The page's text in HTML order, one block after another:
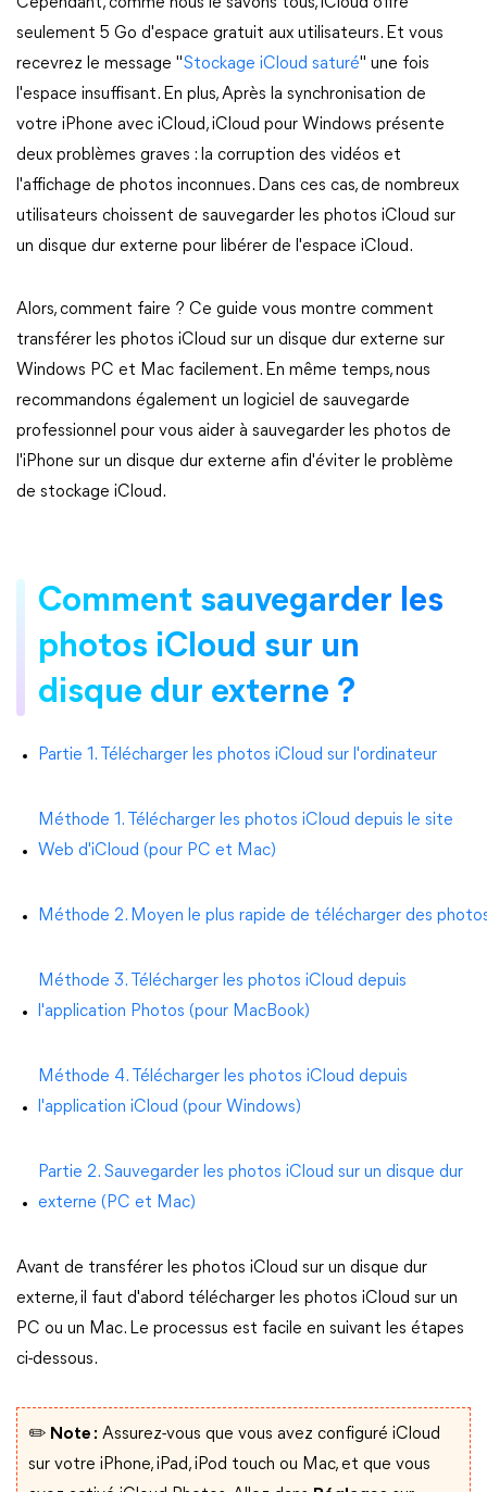
seulement 5 Go d'espace gratuit aux utilisateurs. Et vous
recevrez le message "Stockage iCloud saturé" une fois
l'espace insuffisant. En plus, Après la synchronisation de
votre iPhone avec iCloud, iCloud pour Windows présente
deux problèmes graves : la corruption des vidéos et
l'affichage de photos inconnues. Dans ces cas, de nombreux
utilisateurs choissent de sauvegarder les photos iCloud sur
un disque dur externe pour libérer de l'espace iCloud.
Alors, comment faire ? Ce guide vous montre comment
transférer les photos iCloud sur un disque dur externe sur
Windows PC et Mac facilement. En même temps, nous
recommandons également un logiciel de sauvegarde
professionnel pour vous aider à sauvegarder les photos de
l'iPhone sur un disque dur externe afin d'éviter le problème
de stockage iCloud.
Comment sauvegarder les
photos iCloud sur un
disque dur externe ?
Partie 1. Télécharger les photos iCloud sur l'ordinateur
Méthode 1. Télécharger les photos iCloud depuis le site
Web d'iCloud (pour PC et Mac)
Méthode 2. Moyen le plus rapide de télécharger des
Méthode 3. Télécharger les photos iCloud depuis
l'application Photos (pour MacBook)
Méthode 4. Télécharger les photos iCloud depuis
l'application iCloud (pour Windows)
Partie 2. Sauvegarder les photos iCloud sur un disque dur
externe (PC et Mac)
Avant de transférer les photos iCloud sur un disque dur
externe, il faut d'abord télécharger les photos iCloud sur un
PC ou un Mac. Le processus est facile en suivant les étapes
ci-dessous.
✏️ Note : Assurez-vous que vous avez configuré iCloud
sur votre iPhone, iPad, iPod touch ou Mac, et que vous